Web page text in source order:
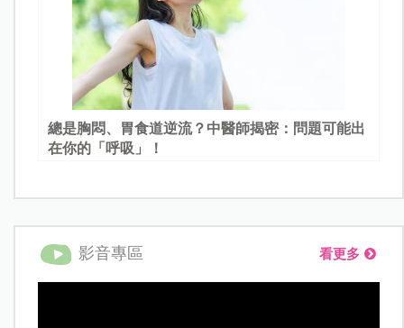
總是胸悶、胃食道逆流？中醫師揭密：問題可能出
在你的「呼吸」！
影音專區 看更多